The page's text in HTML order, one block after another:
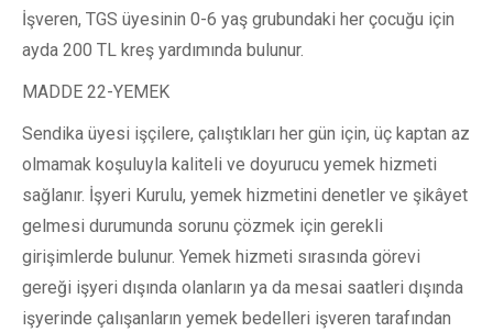
İşveren, TGS üyesinin 0-6 yaş grubundaki her çocuğu için
ayda 200 TL kreş yardımında bulunur.
MADDE 22-YEMEK
Sendika üyesi işçilere, çalıştıkları her gün için, üç kaptan az
olmamak koşuluyla kaliteli ve doyurucu yemek hizmeti
sağlanır. İşyeri Kurulu, yemek hizmetini denetler ve şikâyet
gelmesi durumunda sorunu çözmek için gerekli
girişimlerde bulunur. Yemek hizmeti sırasında görevi
gereği işyeri dışında olanların ya da mesai saatleri dışında
işyerinde çalışanların yemek bedelleri işveren tarafından